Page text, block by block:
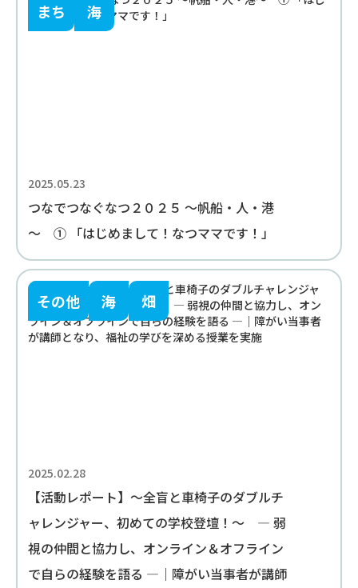
まち 海
2025.05.23
つなでつなぐなつ２０２５ ～帆船・人・港
～ ① 「はじめまして！なつママです！」
その他 海 畑
2025.02.28
【活動レポート】～全盲と車椅子のダブルチ
ャレンジャー、初めての学校登壇！～ — 弱
視の仲間と協力し、オンライン＆オフライン
で自らの経験を語る —｜障がい当事者が講師